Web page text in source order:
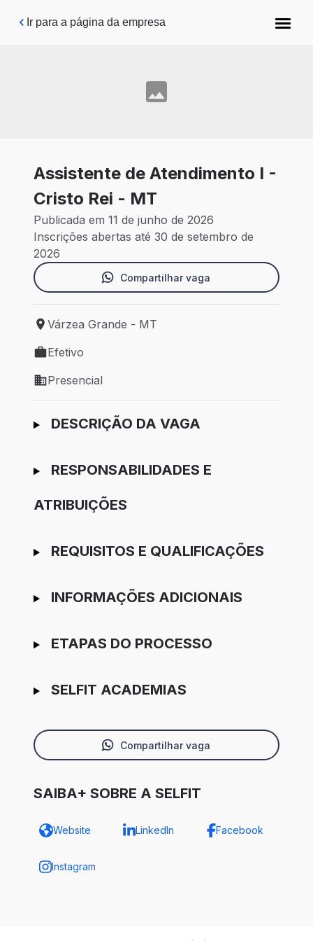
Pular para o conteúdo principal
Ir para a página da empresa
Assistente de Atendimento I -
Cristo Rei - MT
Publicada em 11 de junho de 2026
Inscrições abertas até 30 de setembro de
2026
Compartilhar vaga
Local de trabalho: Várzea Grande - MT
Várzea Grande - MT
Tipo de vaga: Efetivo
Efetivo
Modelo de trabalho: Presencial
Presencial
Ir para candidatura
DESCRIÇÃO DA VAGA
RESPONSABILIDADES E
ATRIBUIÇÕES
REQUISITOS E QUALIFICAÇÕES
INFORMAÇÕES ADICIONAIS
ETAPAS DO PROCESSO
SELFIT ACADEMIAS
Compartilhar vaga
SAIBA+ SOBRE A SELFIT
Website LinkedIn Facebook
Instagram